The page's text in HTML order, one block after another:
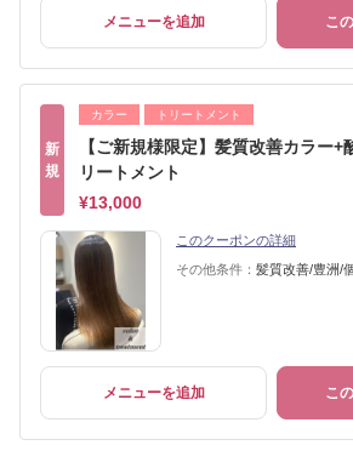
メニューを追加 こ
新
規
カラー トリートメント
【ご新規様限定】髪質改善カラー+
リートメント
¥13,000
このクーポンの詳細
その他条件： 髪質改善/豊洲/
メニューを追加 こ